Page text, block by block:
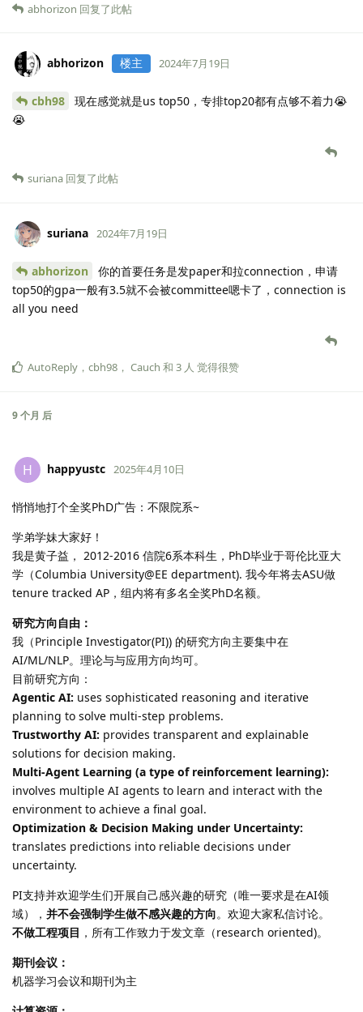
abhorizon 回复了此帖
abhorizon 楼主 2024年7月19日
cbh98
现在感觉就是us top50，专排top20都有点够不着力😭
😭
suriana 回复了此帖
suriana 2024年7月19日
abhorizon
你的首要任务是发paper和拉connection，申请
top50的gpa一般有3.5就不会被committee嗯卡了，connection is
all you need
AutoReply ， cbh98 ， Cauch 和 3 人 觉得很赞
9 个月 后
H happyustc 2025年4月10日
悄悄地打个全奖PhD广告：不限院系~
学弟学妹大家好！
我是黄子益， 2012-2016 信院6系本科生，PhD毕业于哥伦比亚大
学（Columbia University@EE department). 我今年将去ASU做
tenure tracked AP，组内将有多名全奖PhD名额。
研究方向自由：
我（Principle Investigator(PI)) 的研究方向主要集中在
AI/ML/NLP。理论与与应用方向均可。
目前研究方向：
Agentic AI: uses sophisticated reasoning and iterative
planning to solve multi-step problems.
Trustworthy AI: provides transparent and explainable
solutions for decision making.
Multi-Agent Learning (a type of reinforcement learning):
involves multiple AI agents to learn and interact with the
environment to achieve a final goal.
Optimization & Decision Making under Uncertainty:
translates predictions into reliable decisions under
uncertainty.
PI支持并欢迎学生们开展自己感兴趣的研究（唯一要求是在AI领
域）， 并不会强制学生做不感兴趣的方向。欢迎大家私信讨论。
不做工程项目 ，所有工作致力于发文章（research oriented)。
期刊会议：
机器学习会议和期刊为主